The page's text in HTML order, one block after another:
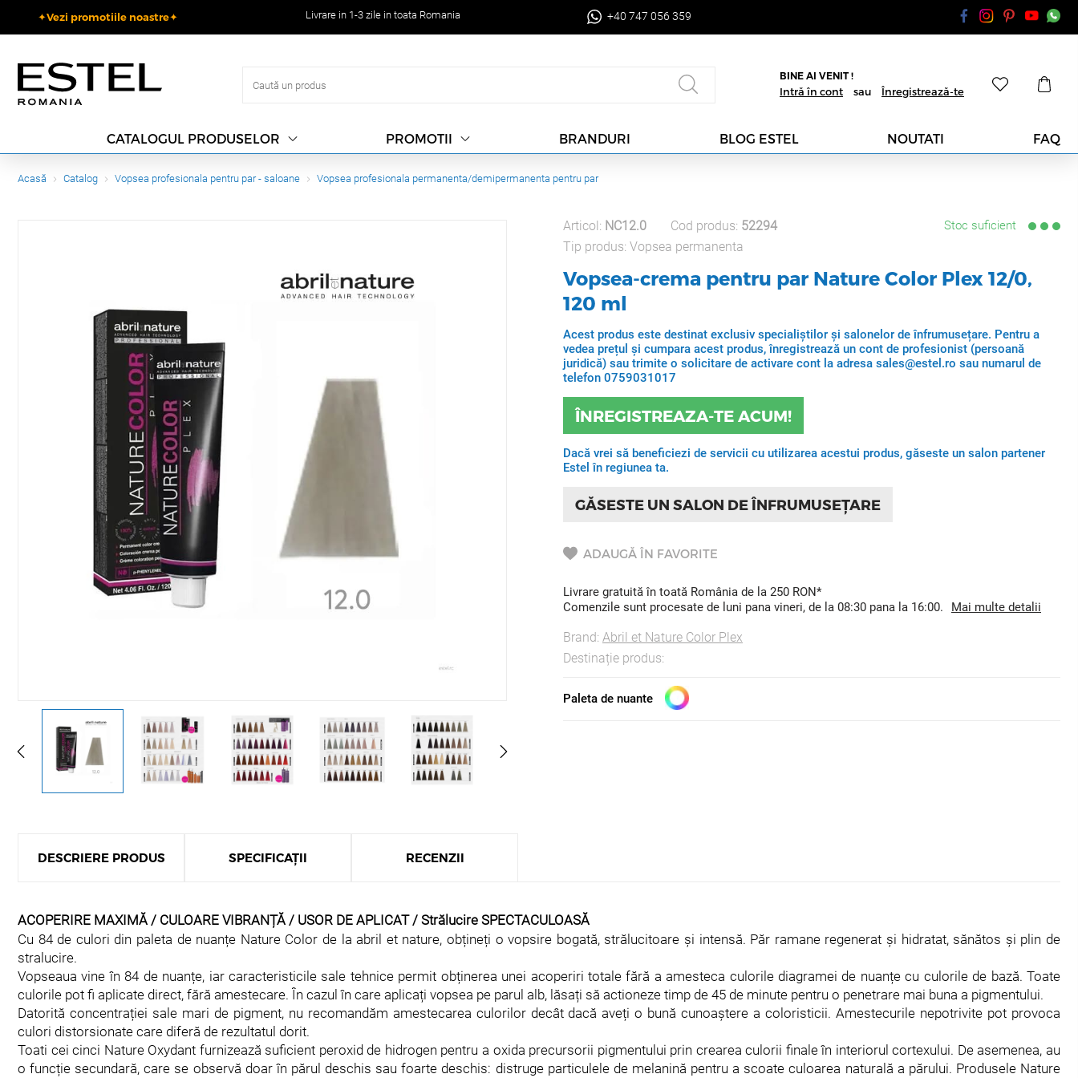
✦Vezi promotiile noastre✦ Livrare in 1-3 zile in toata Romania +40 747 056 359
BINE AI VENIT !
Intră în cont sau Înregistrează-te
CATALOGUL PRODUSELOR PROMOTII BRANDURI BLOG ESTEL NOUTATI FAQ
Acasă Catalog Vopsea profesionala pentru par - saloane Vopsea profesionala permanenta/demipermanenta pentru par
Stoc suficient
Articol: NC12.0 Cod produs: 52294
Tip produs: Vopsea permanenta
Vopsea-crema pentru par Nature Color Plex 12/0,
120 ml
Acest produs este destinat exclusiv specialiștilor și salonelor de înfrumusețare. Pentru a
vedea prețul și cumpara acest produs, înregistrează un cont de profesionist (persoană
juridică) sau trimite o solicitare de activare cont la adresa sales@estel.ro sau numarul de
telefon 0759031017
ÎNREGISTREAZA-TE ACUM!
Dacă vrei să beneficiezi de servicii cu utilizarea acestui produs, găseste un salon partener
Estel în regiunea ta.
GĂSESTE UN SALON DE ÎNFRUMUSEȚARE
ADAUGĂ ÎN FAVORITE
Livrare gratuită în toată România de la 250 RON*
Comenzile sunt procesate de luni pana vineri, de la 08:30 pana la 16:00.
Mai multe detalii
Brand: Abril et Nature Color Plex
Destinație produs:
Paleta de nuante
DESCRIERE PRODUS SPECIFICAȚII RECENZII
ACOPERIRE MAXIMĂ / CULOARE VIBRANȚĂ / USOR DE APLICAT / Strălucire SPECTACULOASĂ
Cu 84 de culori din paleta de nuanțe Nature Color de la abril et nature, obțineți o vopsire bogată, strălucitoare și intensă. Păr ramane regenerat și hidratat, sănătos și plin de
stralucire.
Vopseaua vine în 84 de nuanțe, iar caracteristicile sale tehnice permit obținerea unei acoperiri totale fără a amesteca culorile diagramei de nuanțe cu culorile de bază. Toate
culorile pot fi aplicate direct, fără amestecare. În cazul în care aplicați vopsea pe parul alb, lăsați să actioneze timp de 45 de minute pentru o penetrare mai buna a pigmentului.
Datorită concentrației sale mari de pigment, nu recomandăm amestecarea culorilor decât dacă aveți o bună cunoaștere a coloristicii. Amestecurile nepotrivite pot provoca
culori distorsionate care diferă de rezultatul dorit.
Toati cei cinci Nature Oxydant furnizează suficient peroxid de hidrogen pentru a oxida precursorii pigmentului prin crearea culorii finale în interiorul cortexului. De asemenea, au
o funcție secundară, care se observă doar în părul deschis sau foarte deschis: distruge particulele de melanină pentru a scoate culoarea naturală a părului. Produsele Nature